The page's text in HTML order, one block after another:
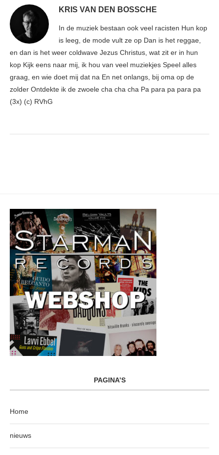
KRIS VAN DEN BOSSCHE
In de muziek bestaan ook veel racisten Hun kop
is leeg, de mode vult ze op Dan is het reggae,
en dan is het weer coldwave Jezus Christus, wat zit er in hun
kop Kijk eens naar mij, ik hou van veel muziekjes Speel alles
graag, en wie doet mij dat na En net onlangs, bij oma op de
zolder Ontdekte ik de zwoele cha cha cha Pa para pa para pa
(3x) (c) RVhG
PAGINA’S
Home
nieuws